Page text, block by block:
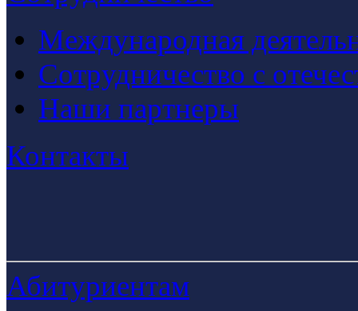
Международная
Сотрудничество с
Наши партнеры
Контакты
Абитуриентам